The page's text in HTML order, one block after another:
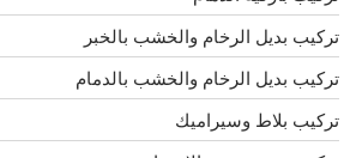
تركيب بديل الرخام والخشب بالخبر
تركيب بديل الرخام والخشب بالدمام
تركيب بلاط وسيراميك